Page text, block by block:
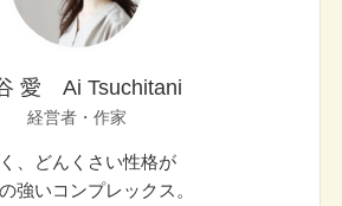
愛 Ai Tsuchitani
経営者・作家
、どんくさい性格が
強いコンプレックス。